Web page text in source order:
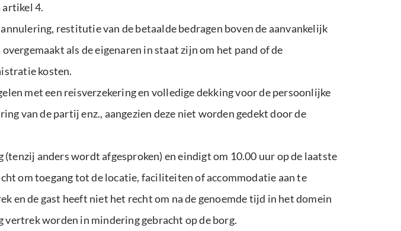
artikel 4.
restitutie van de betaalde bedragen boven de aanvankelijk
als de eigenaren in staat zijn om het pand of de
kosten.
met een reisverzekering en volledige dekking voor de persoonlijke
van de partij enz., aangezien deze niet worden gedekt door de
anders wordt afgesproken) en eindigt om 10.00 uur op de laatste
om toegang tot de locatie, faciliteiten of accommodatie aan te
en de gast heeft niet het recht om na de genoemde tijd in het domein
worden in mindering gebracht op de borg.